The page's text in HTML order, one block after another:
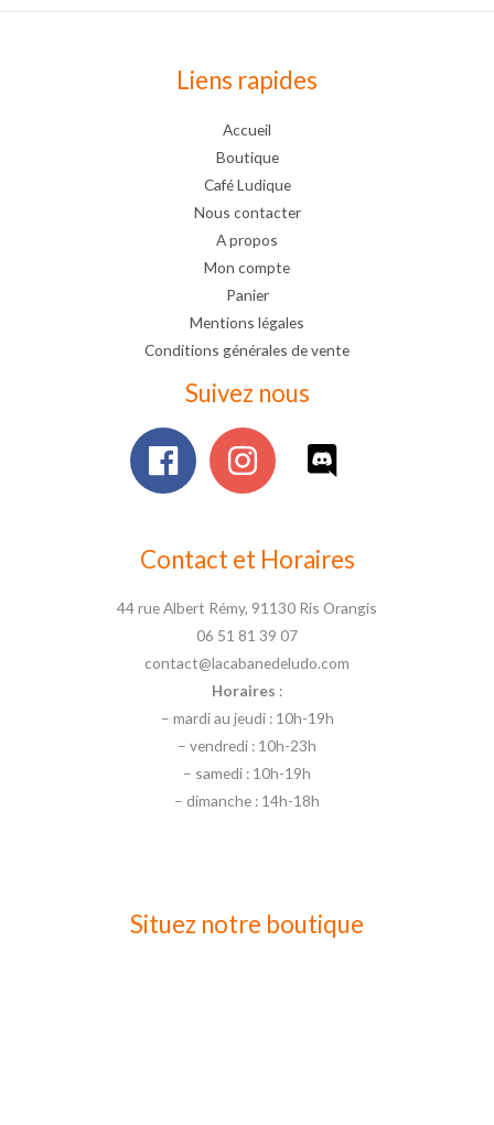
Liens rapides
Accueil
Boutique
Café Ludique
Nous contacter
A propos
Mon compte
Panier
Mentions légales
Conditions générales de vente
Suivez nous
Contact et Horaires
44 rue Albert Rémy, 91130 Ris Orangis
06 51 81 39 07
contact@lacabanedeludo.com
Horaires :
– mardi au jeudi : 10h-19h
– vendredi : 10h-23h
– samedi : 10h-19h
– dimanche : 14h-18h
Situez notre boutique